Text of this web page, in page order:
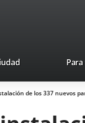
de los 337 nuevos